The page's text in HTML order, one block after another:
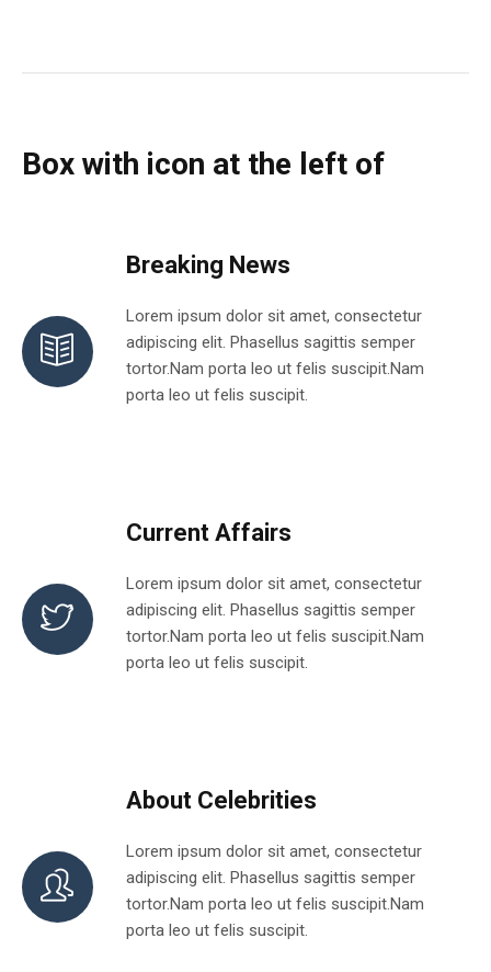
Box with icon at the left of
Breaking News
Lorem ipsum dolor sit amet, consectetur
adipiscing elit. Phasellus sagittis semper
tortor.Nam porta leo ut felis suscipit.Nam
porta leo ut felis suscipit.
Current Affairs
Lorem ipsum dolor sit amet, consectetur
adipiscing elit. Phasellus sagittis semper
tortor.Nam porta leo ut felis suscipit.Nam
porta leo ut felis suscipit.
About Celebrities
Lorem ipsum dolor sit amet, consectetur
adipiscing elit. Phasellus sagittis semper
tortor.Nam porta leo ut felis suscipit.Nam
porta leo ut felis suscipit.